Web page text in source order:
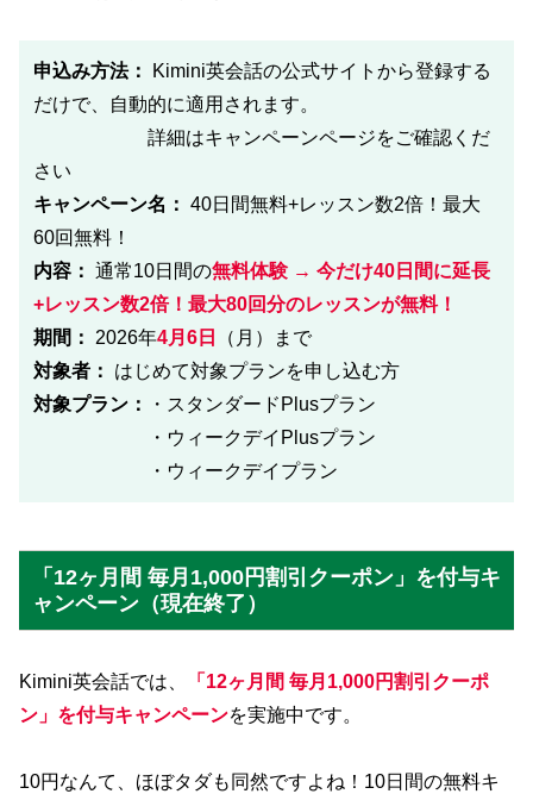
申込み方法：
Kimini英会話の公式サイトから登録する
だけで、自動的に適用されます。
詳細はキャンペーンページをご確認くだ
さい
キャンペーン名： 40日間無料+レッスン数2倍！最大
60回無料！
内容： 通常10日間の無料体験 → 今だけ40日間に延長
+レッスン数2倍！最大80回分のレッスンが無料！
期間：
2026年4月6日
（月）まで
対象者：
はじめて対象プランを申し込む方
対象プラン：
・スタンダードPlusプラン
・ウィークデイPlusプラン
・ウィークデイプラン
「12ヶ月間 毎月1,000円割引クーポン」を付与キ
ャンペーン（現在終了）
Kimini英会話では、
「12ヶ月間 毎月1,000円割引クーポ
ン」を付与キャンペーンを実施中です。
10円なんて、ほぼタダも同然ですよね！10日間の無料キ